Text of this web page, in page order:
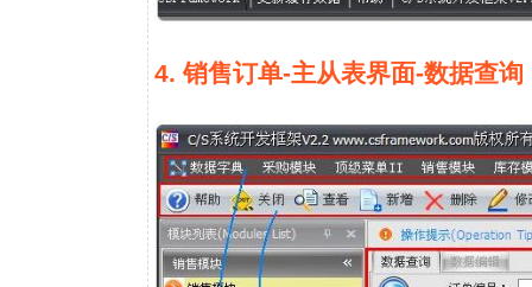
4. 销售订单-主从表界面-数据查询